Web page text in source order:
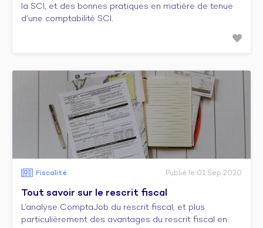
la SCI, et des bonnes pratiques en matière de tenue
d’une comptabilité SCI.
Fiscalité Publié le 01 Sep 2020
Tout savoir sur le rescrit fiscal
L’analyse ComptaJob du rescrit fiscal, et plus
particulièrement des avantages du rescrit fiscal en